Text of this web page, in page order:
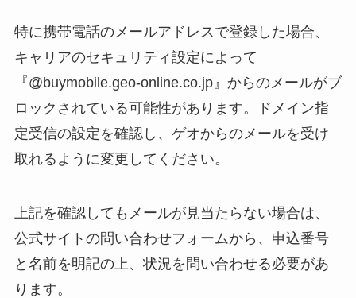
特に携帯電話のメールアドレスで登録した場合、
キャリアのセキュリティ設定によって
『@buymobile.geo-online.co.jp』からのメールがブ
ロックされている可能性があります。ドメイン指
定受信の設定を確認し、ゲオからのメールを受け
取れるように変更してください。
上記を確認してもメールが見当たらない場合は、
公式サイトの問い合わせフォームから、申込番号
と名前を明記の上、状況を問い合わせる必要があ
ります。